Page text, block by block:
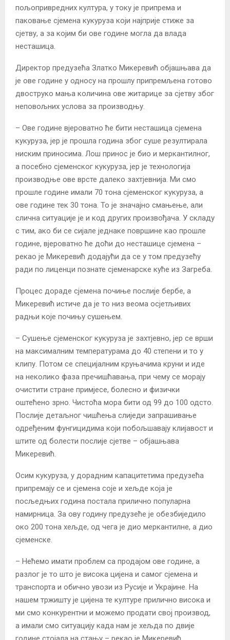
пољопривредних култура, у току је припрема и
паковање сјемена кукуруза који најприје стиже за
сјетву, а за којим би ове године могла да влада
несташица.
Директор предузећа Златко Микеревић објашњава да
је ове године у односу на прошлу припремљена готово
двоструко мања количина ове житарице за сјетву због
неповољних услова за производњу.
– Ове године вјероватно ће бити несташица сјемена
кукуруза, јер је прошла година због суше резултирала
ниским приносима. Лош принос је био и меркантилног,
а посебно сјеменског кукуруза, јер је технологија
производње ове врсте далеко захтјевнија. Ми смо
прошле године имали 70 тона сјеменског кукуруза, а
ове године тек 30 тона. То је значајно смањење, али
слична ситуације је и код других произвођача. У складу
с тим, ако би се сијале једнаке површине као прошле
године, вјероватно ће доћи до несташице сјемена –
рекао је Микеревић додајући да се у том предузећу
ради по лиценци познате сјеменарске куће из Загреба.
Процес дораде сјемена почиње послије бербе, а
Микеревић истиче да је то низ веома осјетљивих
радњи које почињу сушењем.
– Сушење сјеменског кукуруза је захтјевно, јер се врши
на максималним температурама до 40 степени и то у
клипу. Потом се специјалним круњачима круни и иде
на неколико фаза пречишћавања, при чему се морају
очистити стране примјесе, болесно и физички
оштећено зрно. Чистоћа мора бити од 99 до 100 одсто.
Послије детаљног чишћења слиједи запрашивање
одређеним фунгицидима који побољшавају клијавост и
штите од болести послије сјетве – објашњава
Микеревић.
Осим кукуруза, у дорадним капацитетима предузећа
припремају се и сјемена соје и хељде која је
посљедњих година постала прилично популарна
намирница. За ову годину предузеће је обезбиједило
око 200 тона хељде, од чега је дио меркантилне, а дио
сјеменске.
– Нећемо имати проблем са продајом ове године, а
разлог је то што је висока цијена и самог сјемена и
транспорта и обично увози из Русије и Украјине. На
нашем тржишту је цијена те културе прилично висока и
ми смо конкурентни и можемо продати свој производ,
а имали смо ситуацију када нам је хељда по двије